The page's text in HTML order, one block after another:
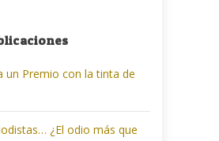
un Premio con la tinta de
¿El odio más que